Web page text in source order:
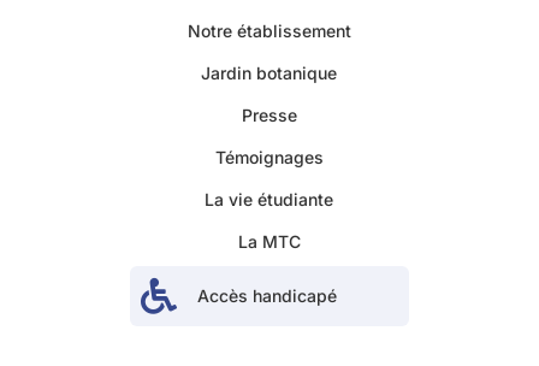
Notre établissement
Jardin botanique
Presse
Témoignages
La vie étudiante
La MTC
 Accès handicapé